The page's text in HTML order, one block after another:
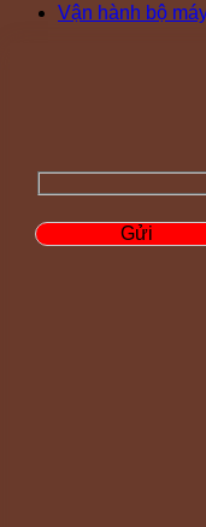
Vận hành bộ